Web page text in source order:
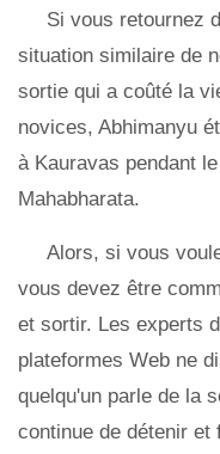
Si vous retournez
situation similaire de
sortie qui a coûté la
novices, Abhimanyu
à Kauravas pendant
Mahabharata.
Alors, si vous
vous devez être
et sortir. Les experts
plateformes Web ne
quelqu'un parle de la
continue de détenir et